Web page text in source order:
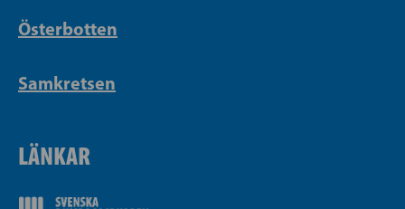
Österbotten
Samkretsen
LÄNKAR